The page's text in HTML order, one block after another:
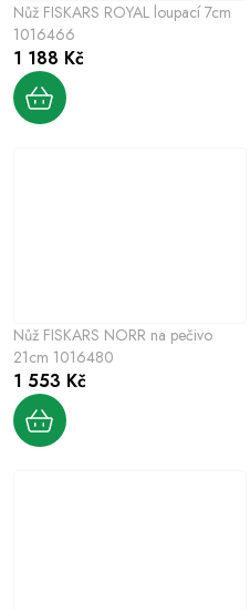
Nůž FISKARS ROYAL loupací 7cm
1016466
1 188 Kč
Nůž FISKARS NORR na pečivo
21cm 1016480
1 553 Kč